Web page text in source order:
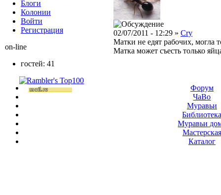
02/07/2011 - 12:29 » Cry
Матки не едят рабочих, могла
Матка может съесть только
Блоги
Колонии
Войти
Peгиcтpaция
on-line
гостей: 41
Форум
ЧаВо
Муравьи
Муравьи
Мастерская
Каталог